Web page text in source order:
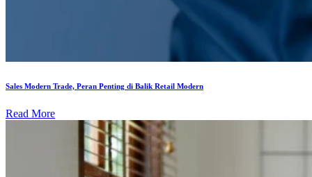
Sales Modern Trade, Peran Penting di Balik Retail Modern
Read More